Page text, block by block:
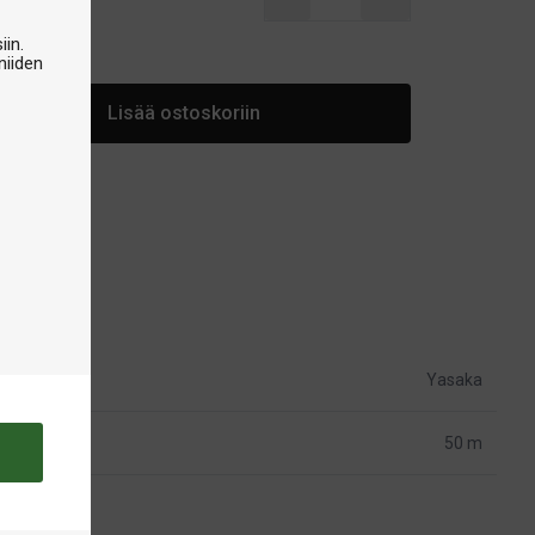
Lisää ostoskoriin
Yasaka
50 m